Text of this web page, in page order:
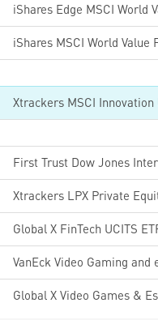
iShares Edge MSCI World
iShares MSCI World Value
Xtrackers MSCI Innovation
First Trust Dow Jones
Xtrackers LPX Private
Global X FinTech UCITS
VanEck Video Gaming and
Global X Video Games &